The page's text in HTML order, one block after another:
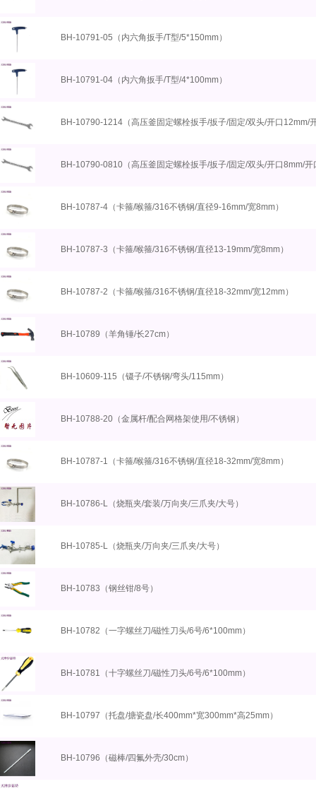
BH-10791-05（内六角扳手/T型/5*150mm）
BH-10791-04（内六角扳手/T型/4*100mm）
BH-10790-1214（高压釜固定螺栓扳手/扳子/固定/双头/开口12mm/
BH-10790-0810（高压釜固定螺栓扳手/扳子/固定/双头/开口8mm/开
BH-10787-4（卡箍/喉箍/316不锈钢/直径9-16mm/宽8mm）
BH-10787-3（卡箍/喉箍/316不锈钢/直径13-19mm/宽8mm）
BH-10787-2（卡箍/喉箍/316不锈钢/直径18-32mm/宽12mm）
BH-10789（羊角锤/长27cm）
BH-10609-115（镊子/不锈钢/弯头/115mm）
BH-10788-20（金属杆/配合网格架使用/不锈钢）
BH-10787-1（卡箍/喉箍/316不锈钢/直径18-32mm/宽8mm）
BH-10786-L（烧瓶夹/套装/万向夹/三爪夹/大号）
BH-10785-L（烧瓶夹/万向夹/三爪夹/大号）
BH-10783（钢丝钳/8号）
BH-10782（一字螺丝刀/磁性刀头/6号/6*100mm）
BH-10781（十字螺丝刀/磁性刀头/6号/6*100mm）
BH-10797（托盘/搪瓷盘/长400mm*宽300mm*高25mm）
BH-10796（磁棒/四氟外壳/30cm）